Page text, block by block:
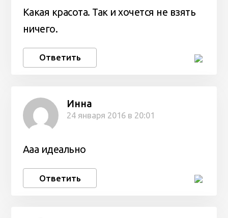
Какая красота. Так и хочется не взять
ничего.
Ответить
Инна
24 января 2016 в 20:01
Ааа идеально
Ответить